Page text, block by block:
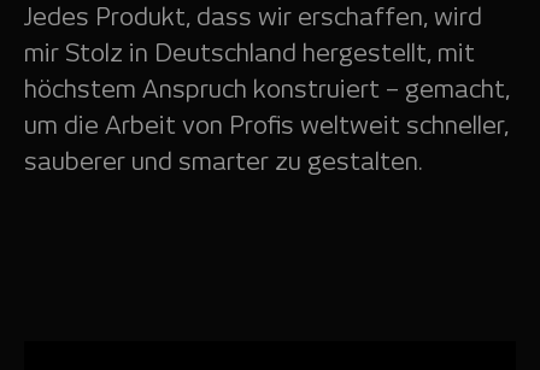
Jedes Produkt, dass wir erschaffen, wird
mir Stolz in Deutschland hergestellt, mit
höchstem Anspruch konstruiert – gemacht,
um die Arbeit von Profis weltweit schneller,
sauberer und smarter zu gestalten.